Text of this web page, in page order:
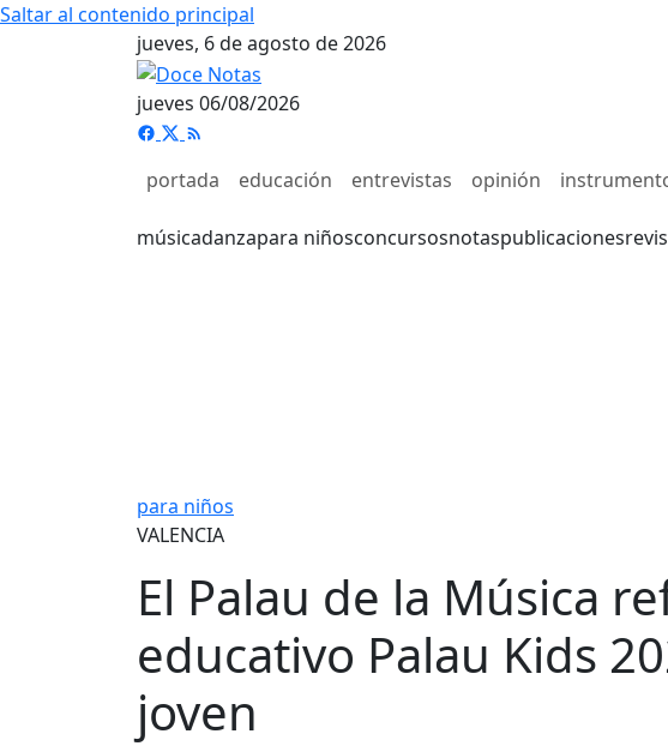
Saltar al contenido principal
jueves, 6 de agosto de 2026
jueves 06/08/2026
portada educación entrevistas opinión
músicadanzapara niñosconcursosnotaspublicaciones
para niños
VALENCIA
El Palau de la Música
educativo Palau Kids
joven